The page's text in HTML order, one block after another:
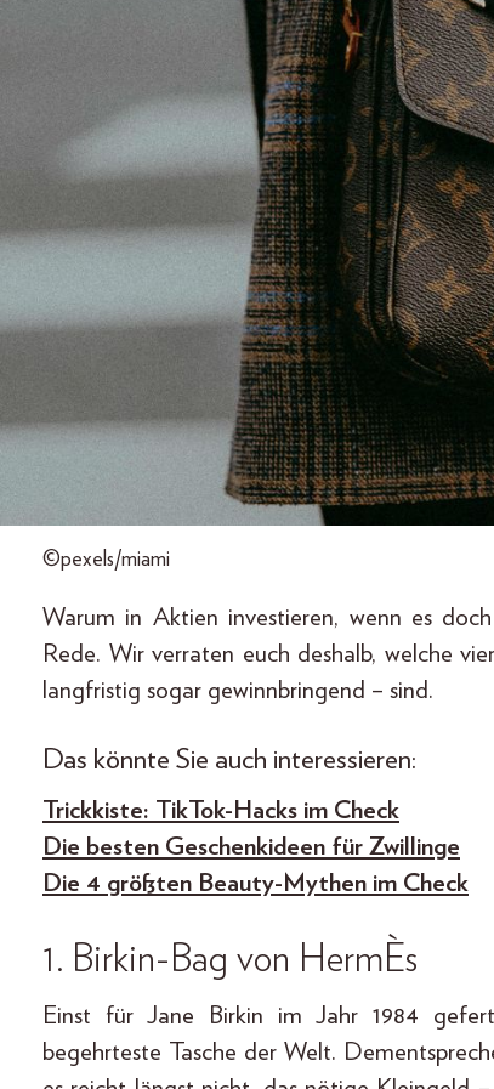
©pexels/miami
Warum in Aktien investieren, wenn es
Rede. Wir verraten euch deshalb, welche
langfristig sogar gewinnbringend – sind.
Das könnte Sie auch interessieren:
Trickkiste: TikTok-Hacks im Check
Die besten Geschenkideen für Zwillinge
Die 4 größten Beauty-Mythen im Check
1. Birkin-Bag von HermÈs
Einst für Jane Birkin im Jahr 1984
begehrteste Tasche der Welt.